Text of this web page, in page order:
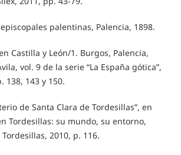
palentinas, Palencia, 1898.
Castilla y León/1. Burgos, Palencia,
vol. 9 de la serie “La España gótica”,
138, 143 y 150.
de Santa Clara de Tordesillas”, en
Tordesillas: su mundo, su entorno,
2010, p. 116.